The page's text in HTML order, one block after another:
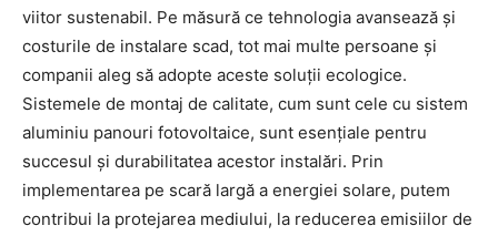
viitor sustenabil. Pe măsură ce tehnologia avansează și
costurile de instalare scad, tot mai multe persoane și
companii aleg să adopte aceste soluții ecologice.
Sistemele de montaj de calitate, cum sunt cele cu sistem
aluminiu panouri fotovoltaice, sunt esențiale pentru
succesul și durabilitatea acestor instalări. Prin
implementarea pe scară largă a energiei solare, putem
contribui la protejarea mediului, la reducerea emisiilor de